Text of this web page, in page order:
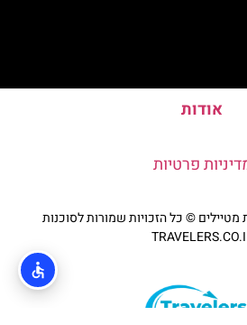
אודות
פרטיות
© כל הזכויות שמורות לסוכנות